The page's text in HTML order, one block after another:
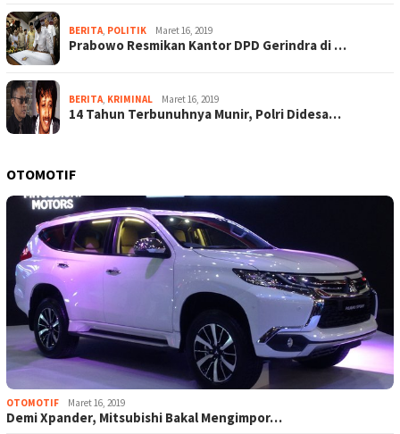
BERITA, POLITIK Maret 16, 2019
Prabowo Resmikan Kantor DPD Gerindra di …
BERITA, KRIMINAL Maret 16, 2019
14 Tahun Terbunuhnya Munir, Polri Didesa…
OTOMOTIF
OTOMOTIF Maret 16, 2019
Demi Xpander, Mitsubishi Bakal Mengimpor…